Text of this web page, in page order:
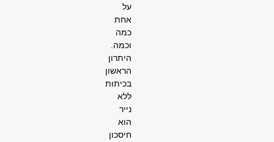
על
אחת
כמה
וכמה.
היתרון
הראשון
בכיתות
ללא
נייר
הוא
חיסכון